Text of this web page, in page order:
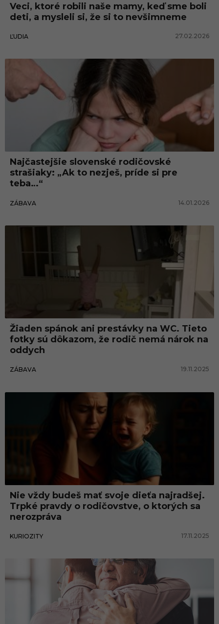
Veci, ktoré robili naše mamy, keď sme boli
deti, a mysleli si, že si to nevšimneme
ĽUDIA 27.02.2026
Najčastejšie slovenské rodičovské
strašiaky: „Ak to nezješ, príde si pre
teba…“
ZÁBAVA 14.01.2026
Žiaden spánok ani prestávky na WC. Tieto
fotky sú dôkazom, že rodič nemá nárok na
oddych
ZÁBAVA 19.11.2025
Nie vždy budeš mať svoje dieťa najradšej.
Trpké pravdy o rodičovstve, o ktorých sa
nerozpráva
KURIOZITY 17.11.2025